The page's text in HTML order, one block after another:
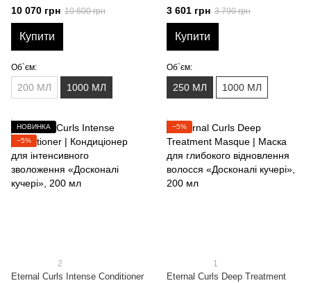
зволоження та контролю
"Джерело краси", 1000 мл
10 070 грн 10 600 грн
Купити
Об`єм:
200 МЛ 1000 МЛ
зволоження волосся
«Досконалі кучері», 250 мл
3 601 грн 3 790 грн
Купити
Об`єм:
250 МЛ 1000 МЛ
НОВИНКА
−5%
2
Eternal Curls Intense Conditioner
−5%
1
Eternal Curls Deep Treatment